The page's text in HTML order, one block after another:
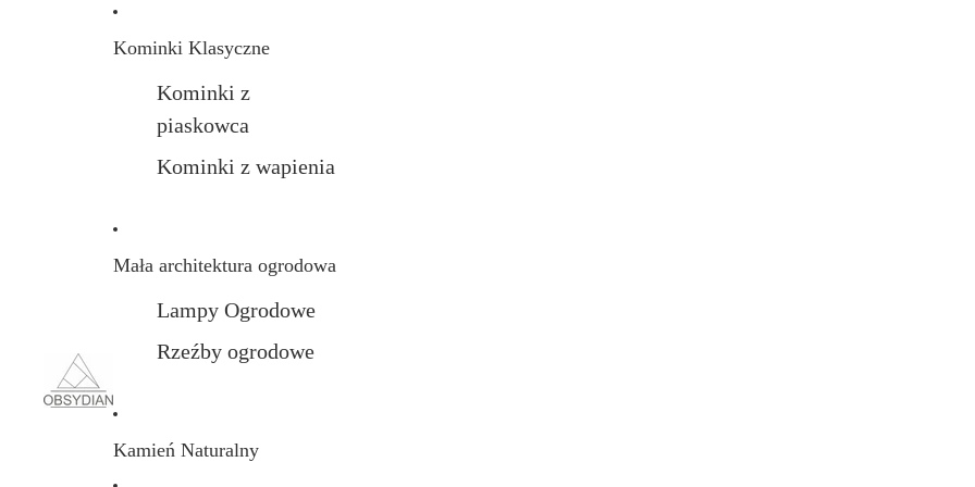
Kominki Klasyczne
Kominki z
piaskowca
Kominki z wapienia
Mała architektura ogrodowa
Lampy Ogrodowe
Rzeźby ogrodowe
Kamień Naturalny